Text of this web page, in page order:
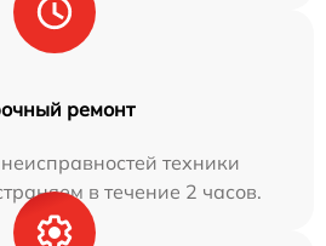
ремонт
техники
в течение 2 часов.